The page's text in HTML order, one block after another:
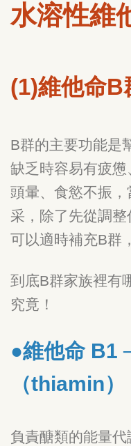
水溶性維
(1)維他命B
B群的主要功能是
缺乏時容易有疲憊
頭暈、食慾不振
采，除了先從調
可以適時補充B群
到底B群家族裡有
究竟！
●維他命 B1
（thiamin）
負責醣類的能量